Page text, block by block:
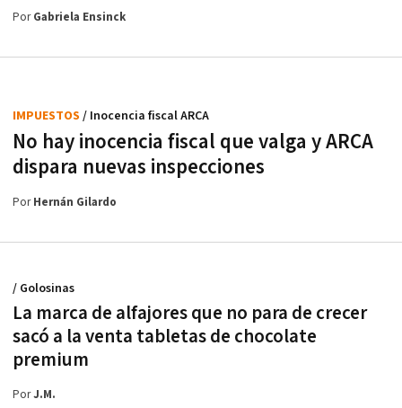
PorGabriela Ensinck
No hay inocencia fiscal que valga y ARCA
dispara nuevas inspecciones
IMPUESTOS / Inocencia fiscal ARCA
PorHernán Gilardo
La marca de alfajores que no para de crecer
sacó a la venta tabletas de chocolate
premium
/ Golosinas
PorJ.M.